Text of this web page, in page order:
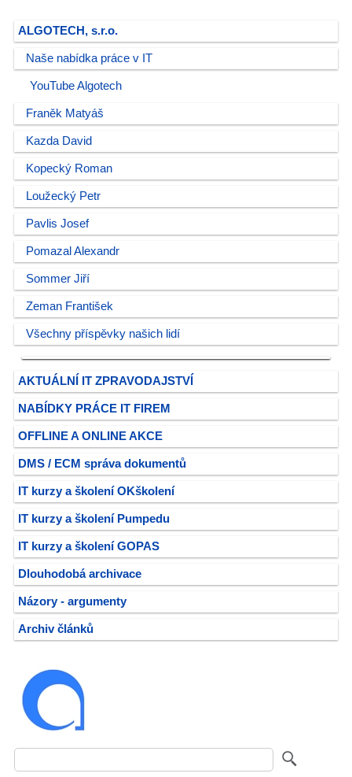
ALGOTECH, s.r.o.
Naše nabídka práce v IT
YouTube Algotech
Franěk Matyáš
Kazda David
Kopecký Roman
Loužecký Petr
Pavlis Josef
Pomazal Alexandr
Sommer Jiří
Zeman František
Všechny příspěvky našich lidí
AKTUÁLNÍ IT ZPRAVODAJSTVÍ
NABÍDKY PRÁCE IT FIREM
OFFLINE A ONLINE AKCE
DMS / ECM správa dokumentů
IT kurzy a školení OKškolení
IT kurzy a školení Pumpedu
IT kurzy a školení GOPAS
Dlouhodobá archivace
Názory - argumenty
Archiv článků